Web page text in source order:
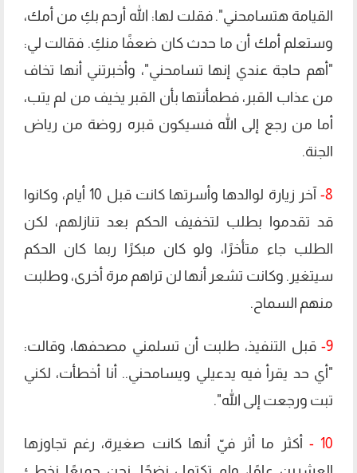
القيامة هتسامحني". فقلت لها: الله أرحم بكِ من أمك،
وستعلم أمك أن ما حدث كان ضعفًا منكِ. فقالت لي:
"أهم حاجة عندي إنها تسامحني"، وأخبرتني أنها تخاف
من عذاب القبر، فطمأنتها بأن القبر يخيف من لم يتب،
أما من رجع إلى الله فسيكون قبره روضة من رياض
الجنة.
8-
آخر زيارة لوالدها وأسرتها كانت قبل 10 أيام، وكانوا
قد تقدموا بطلب لتخفيف الحكم بعد تنازلهم، لكن
الطلب جاء متأخرًا، ولو كان مبكرًا ربما كان الحكم
سيتغير. وكانت تشعر أنها لن تراهم مرة أخرى، وطلبت
منهم السماح.
9- قبل التنفيذ، طلبت أن تسلمني مصحفها، وقالت:
"أي حد يقرأ فيه يدعيلي ويسامحني.. أنا أخطأت، لكني
تبت ورجعت إلى الله".
10 -
أكثر ما أثر فيّ أنها كانت صغيرة، رغم تجاوزها